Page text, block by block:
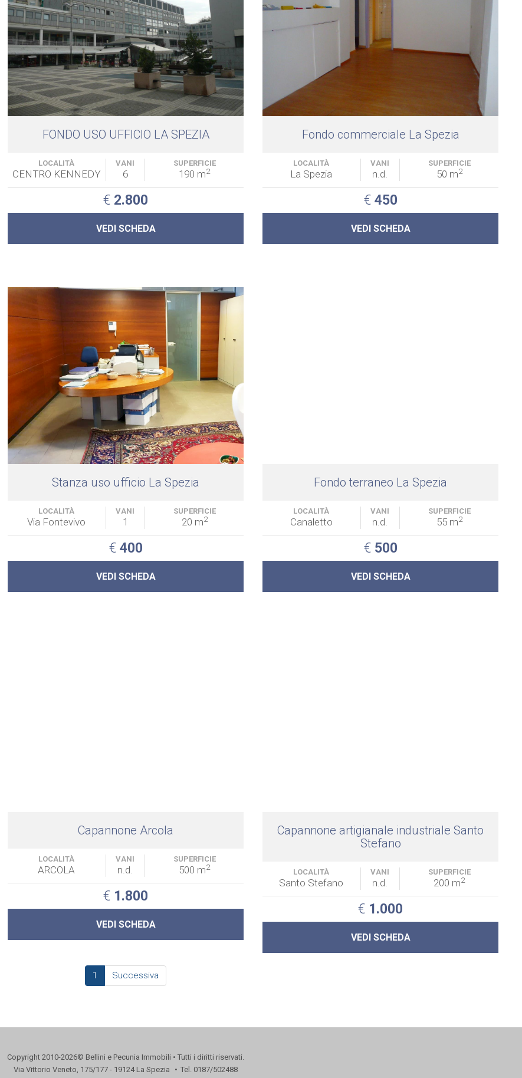
FONDO USO UFFICIO LA SPEZIA
LOCALITÀ
CENTRO KENNEDY
VANI
6
SUPERFICIE
190 m2
€ 2.800
VEDI SCHEDA
Fondo commerciale La Spezia
LOCALITÀ
La Spezia
VANI
n.d.
SUPERFICIE
50 m2
€ 450
VEDI SCHEDA
Stanza uso ufficio La Spezia
LOCALITÀ
Via Fontevivo
VANI
1
SUPERFICIE
20 m2
€ 400
VEDI SCHEDA
Fondo terraneo La Spezia
LOCALITÀ
Canaletto
VANI
n.d.
SUPERFICIE
55 m2
€ 500
VEDI SCHEDA
Capannone Arcola
LOCALITÀ
ARCOLA
VANI
n.d.
SUPERFICIE
500 m2
€ 1.800
VEDI SCHEDA
Capannone artigianale industriale Santo
Stefano
LOCALITÀ
Santo Stefano
VANI
n.d.
SUPERFICIE
200 m2
€ 1.000
VEDI SCHEDA
1 Successiva
Copyright 2010-2026© Bellini e Pecunia Immobili • Tutti i diritti riservati.
Via Vittorio Veneto, 175/177 - 19124 La Spezia
• Tel. 0187/502488